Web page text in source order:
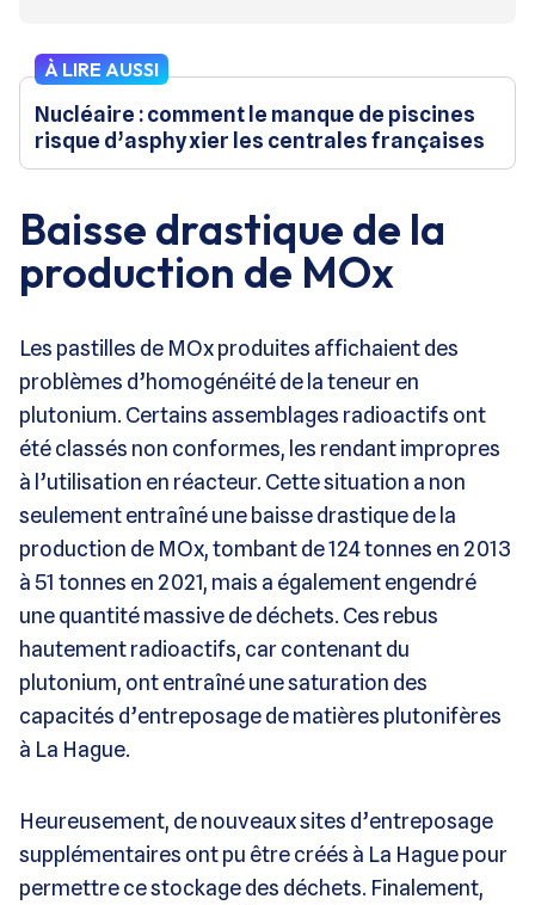
À LIRE AUSSI
Nucléaire : comment le manque de piscines
risque d’asphyxier les centrales françaises
Baisse drastique de la
production de MOx
Les pastilles de MOx produites affichaient des
problèmes d’homogénéité de la teneur en
plutonium. Certains assemblages radioactifs ont
été classés non conformes, les rendant impropres
à l’utilisation en réacteur. Cette situation a non
seulement entraîné une baisse drastique de la
production de MOx, tombant de 124 tonnes en 2013
à 51 tonnes en 2021, mais a également engendré
une quantité massive de déchets. Ces rebus
hautement radioactifs, car contenant du
plutonium, ont entraîné une saturation des
capacités d’entreposage de matières plutonifères
à La Hague.
Heureusement, de nouveaux sites d’entreposage
supplémentaires ont pu être créés à La Hague pour
permettre ce stockage des déchets. Finalement,